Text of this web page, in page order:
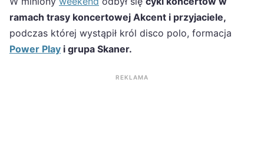
ramach trasy koncertowej Akcent i przyjaciele,
podczas której wystąpił król disco polo, formacja
Power Play i grupa Skaner.
REKLAMA